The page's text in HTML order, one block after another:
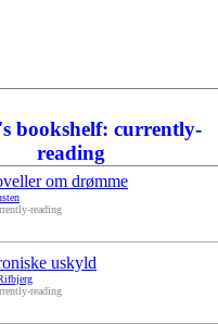
bookshelf: currently-
reading
om drømme
reading
uskyld
reading